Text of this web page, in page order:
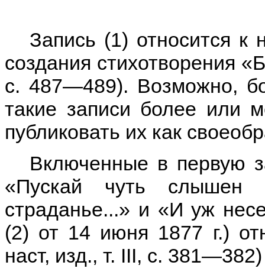
Запись (1) относится
создания стихотворения
с. 487—489). Возможно,
такие записи более или
публиковать их как
Включенные в первую
«Пускай чуть слышен
страданье...» и «И уж
(2) от 14 июня 1877 г.)
наст, изд., т. III, с.